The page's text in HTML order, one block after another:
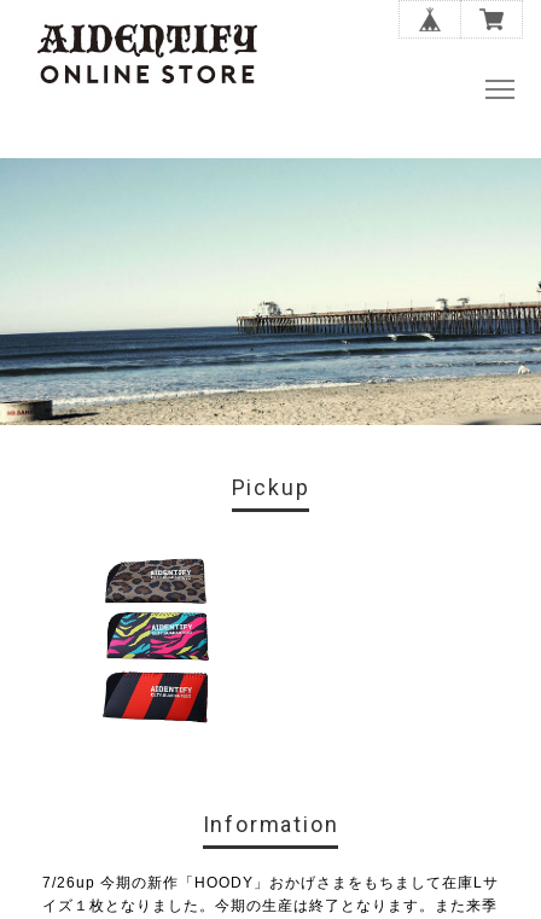
Pickup
Information
7/26up 今期の新作「HOODY」おかげさまをもちまして在庫Lサ
イズ１枚となりました。今期の生産は終了となります。また来季